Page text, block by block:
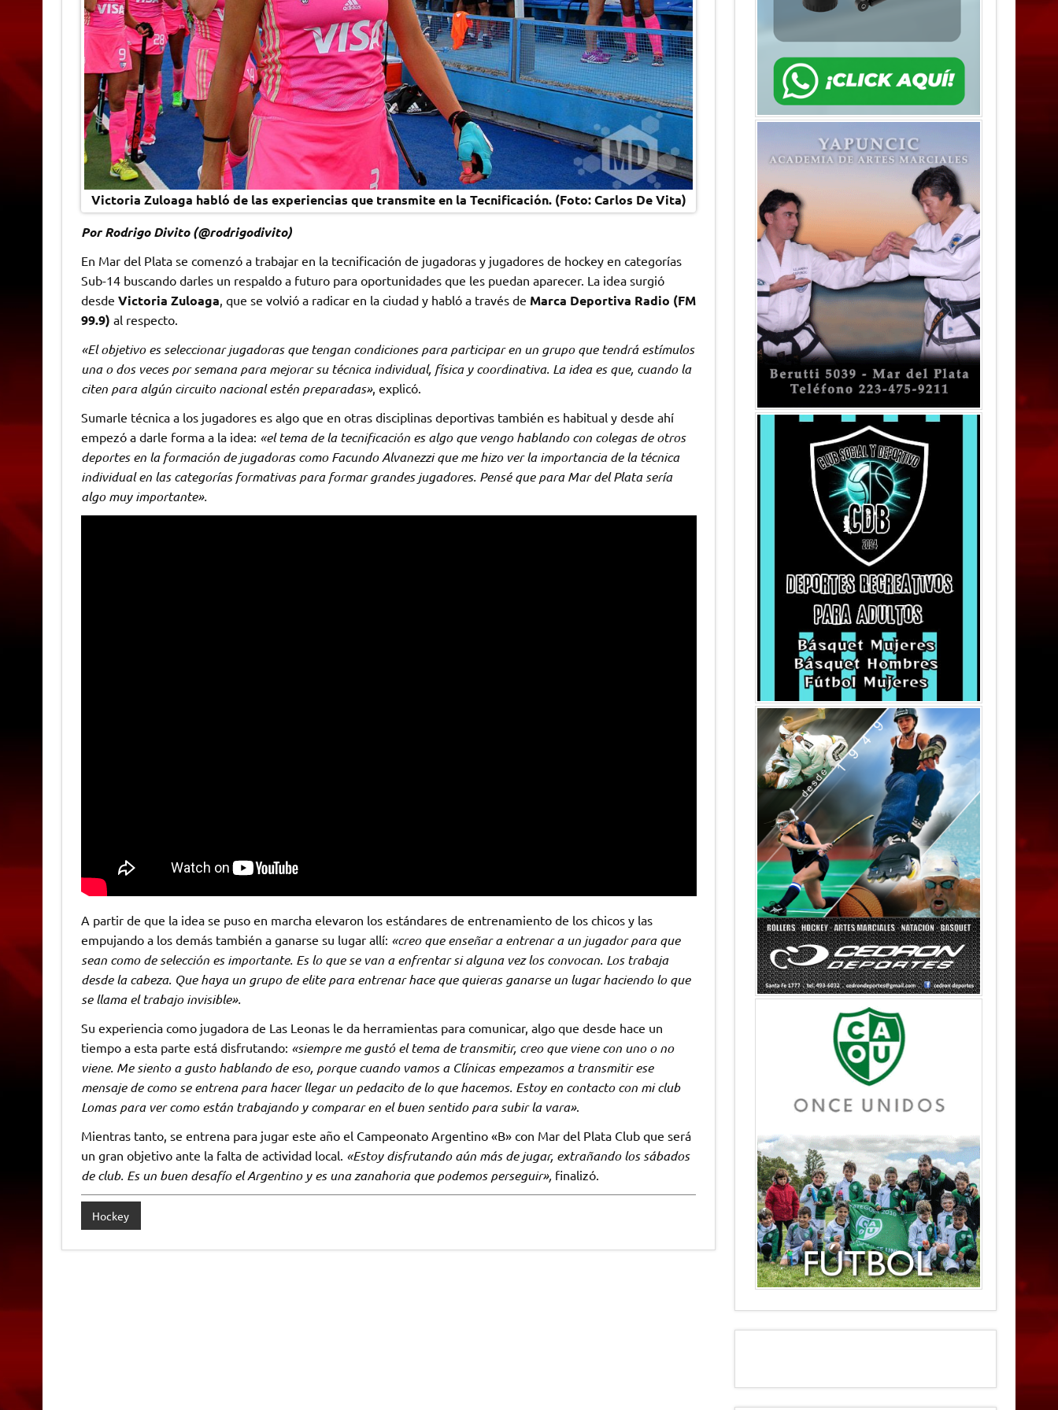
Victoria Zuloaga habló de las experiencias que transmite en la Tecnificación. (Foto: Carlos De Vita)
Por Rodrigo Divito (@rodrigodivito)
En Mar del Plata se comenzó a trabajar en la tecnificación de jugadoras y jugadores de hockey en categorías
Sub-14 buscando darles un respaldo a futuro para oportunidades que les puedan aparecer. La idea surgió
desde Victoria Zuloaga, que se volvió a radicar en la ciudad y habló a través de Marca Deportiva Radio (FM
99.9) al respecto.
«El objetivo es seleccionar jugadoras que tengan condiciones para participar en un grupo que tendrá estímulos
una o dos veces por semana para mejorar su técnica individual, física y coordinativa. La idea es que, cuando la
citen para algún circuito nacional estén preparadas», explicó.
Sumarle técnica a los jugadores es algo que en otras disciplinas deportivas también es habitual y desde ahí
empezó a darle forma a la idea: «el tema de la tecnificación es algo que vengo hablando con colegas de otros
deportes en la formación de jugadoras como Facundo Alvanezzi que me hizo ver la importancia de la técnica
individual en las categorías formativas para formar grandes jugadores. Pensé que para Mar del Plata sería
algo muy importante».
A partir de que la idea se puso en marcha elevaron los estándares de entrenamiento de los chicos y las
empujando a los demás también a ganarse su lugar allí: «creo que enseñar a entrenar a un jugador para que
sean como de selección es importante. Es lo que se van a enfrentar si alguna vez los convocan. Los trabaja
desde la cabeza. Que haya un grupo de elite para entrenar hace que quieras ganarse un lugar haciendo lo que
se llama el trabajo invisible».
Su experiencia como jugadora de Las Leonas le da herramientas para comunicar, algo que desde hace un
tiempo a esta parte está disfrutando: «siempre me gustó el tema de transmitir, creo que viene con uno o no
viene. Me siento a gusto hablando de eso, porque cuando vamos a Clínicas empezamos a transmitir ese
mensaje de como se entrena para hacer llegar un pedacito de lo que hacemos. Estoy en contacto con mi club
Lomas para ver como están trabajando y comparar en el buen sentido para subir la vara».
Mientras tanto, se entrena para jugar este año el Campeonato Argentino «B» con Mar del Plata Club que será
un gran objetivo ante la falta de actividad local. «Estoy disfrutando aún más de jugar, extrañando los sábados
de club. Es un buen desafío el Argentino y es una zanahoria que podemos perseguir», finalizó.
Hockey